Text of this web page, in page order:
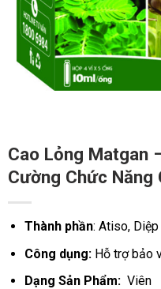
Cao Lỏng Matgan
Cường Chức Năng
Thành phần: Atiso, Diệp
Công dụng: Hỗ trợ bảo
Dạng Sản Phẩm: Viên